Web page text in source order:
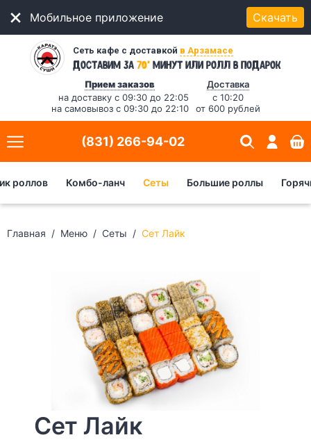
Мобильное приложение Скачать
Сеть кафе с доставкой в Арзамасе
Доставим за70* минутили ролл в подарок
Прием заказов
на доставку с 09:30 до 22:05
на самовывоз с 09:30 до 22:10
Доставка
с 10:20
от 600 рублей
(831) 266-94-02
роллов Комбо-ланч Сеты Большие роллы
Главная Меню Сеты Сет Лайк
Сет Лайк